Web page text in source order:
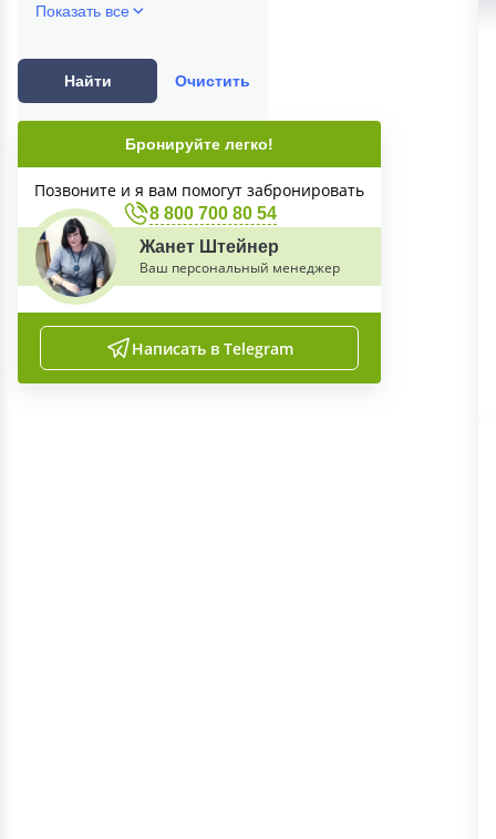
Показать все
Найти Очистить
Бронируйте легко!
Позвоните и я вам помогут забронировать
8 800 700 80 54
Жанет Штейнер
Ваш персональный менеджер
Написать в Telegram